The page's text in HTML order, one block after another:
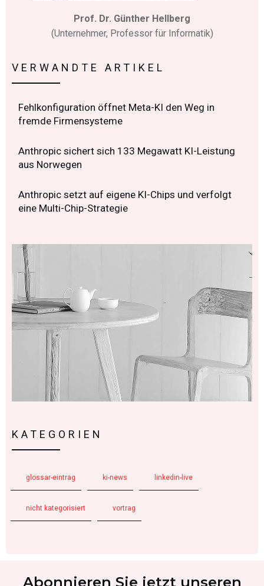
Prof. Dr. Günther Hellberg
(Unternehmer, Professor für Informatik)
VERWANDTE ARTIKEL
Fehlkonfiguration öffnet Meta-KI den Weg in
fremde Firmensysteme
Anthropic sichert sich 133 Megawatt KI-Leistung
aus Norwegen
Anthropic setzt auf eigene KI-Chips und verfolgt
eine Multi-Chip-Strategie
KATEGORIEN
glossar-eintrag ki-news linkedin-live
nicht kategorisiert vortrag
Abonnieren Sie jetzt unseren